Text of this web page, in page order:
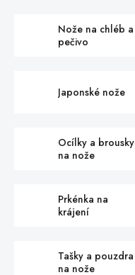
Nože na chléb a
pečivo
Japonské nože
Ocílky a brousky
na nože
Prkénka na
krájení
Tašky a pouzdra
na nože